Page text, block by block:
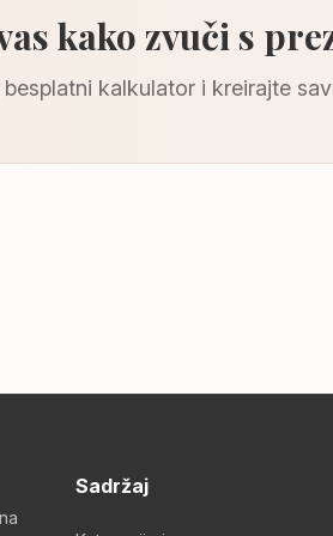
kako zvuči s
kalkulator i kreirajte
Sadržaj